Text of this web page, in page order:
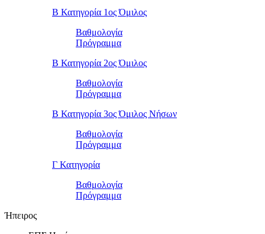
Β Κατηγορία 1ος Όμιλος
Βαθμολογία
Πρόγραμμα
Β Κατηγορία 2ος Όμιλος
Βαθμολογία
Πρόγραμμα
Β Κατηγορία 3ος Όμιλος Νήσων
Βαθμολογία
Πρόγραμμα
Γ Κατηγορία
Βαθμολογία
Πρόγραμμα
Ήπειρος